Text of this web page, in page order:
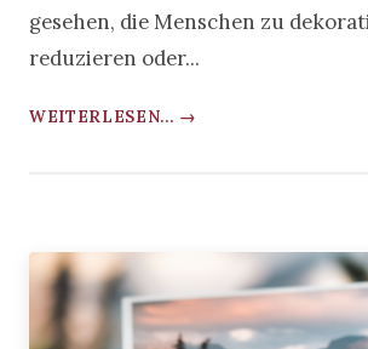
gesehen, die Menschen zu
reduzieren oder...
WEITERLESEN... →